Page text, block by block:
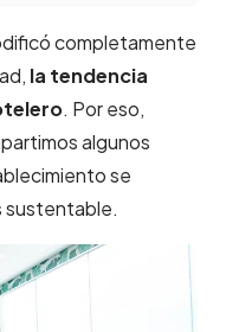
completamente
la tendencia
. Por eso,
algunos
se
sustentable.